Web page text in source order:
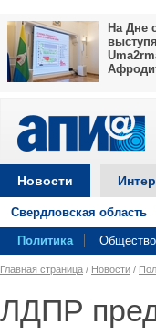
На Дне
Новости
Свердловская область
Политика Общество
Главная страница / Новости /
ЛДПР